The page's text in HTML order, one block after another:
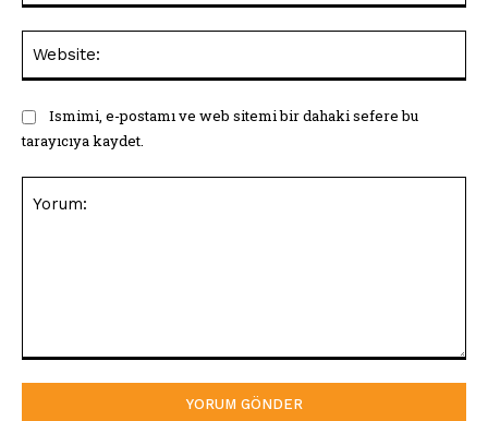
Ismimi, e-postamı ve web sitemi bir dahaki sefere bu
tarayıcıya kaydet.